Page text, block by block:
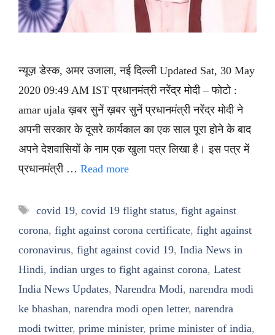
न्यूज़ डेस्क, अमर उजाला, नई दिल्ली Updated Sat, 30 May
2020 09:49 AM IST प्रधानमंत्री नरेंद्र मोदी – फोटो :
amar ujala ख़बर सुनें ख़बर सुनें प्रधानमंत्री नरेंद्र मोदी ने
अपनी सरकार के दूसरे कार्यकाल का एक साल पूरा होने के बाद
अपने देशवासियों के नाम एक खुला पत्र लिखा है। इस पत्र में
प्रधानमंत्री … Read more
Tags
covid 19, covid 19 flight status, fight against
corona, fight against corona certificate, fight against
coronavirus, fight against covid 19, India News in
Hindi, indian urges to fight against corona, Latest
India News Updates, Narendra Modi, narendra modi
ke bhashan, narendra modi open letter, narendra
modi twitter, prime minister, prime minister of india,